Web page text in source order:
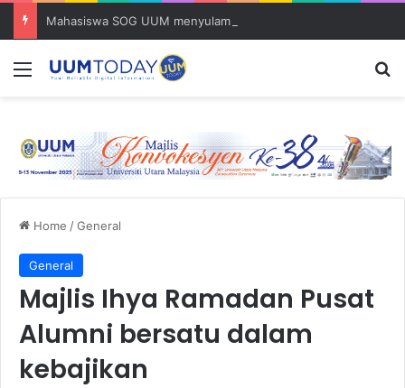
Menu
Home /General
General
Majlis Ihya Ramadan Pusat
Alumni bersatu dalam
kebajikan